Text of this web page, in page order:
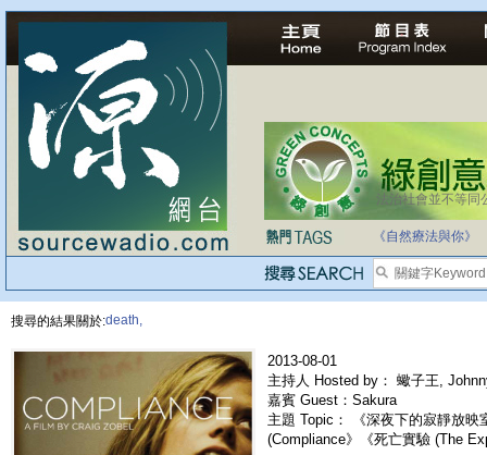
法治社會並不等同
《自然療法與你》
搜尋的結果關於:death,
2013-08-01
主持人 Hosted by： 蠍子王,
嘉賓 Guest：Sakura
主題 Topic： 《深夜下的寂靜放映
(Compliance》《死亡實驗 (The